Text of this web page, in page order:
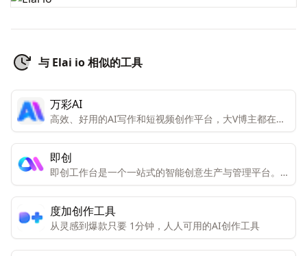
与 Elai io 相似的工具
万彩AI
高效、好用的AI写作和短视频创作平台，大V博主都在
用。一键生成令人拍案叫绝的原创内容，大幅提高你的工
作效率
即创
即创工作台是一个一站式的智能创意生产与管理平台。它
集成了视频创作、图文创作、直播创作等多种创意工具,
可以通过AI的力量大大提高创作效率。
度加创作工具
从灵感到爆款只要 1分钟，人人可用的AI创作工具